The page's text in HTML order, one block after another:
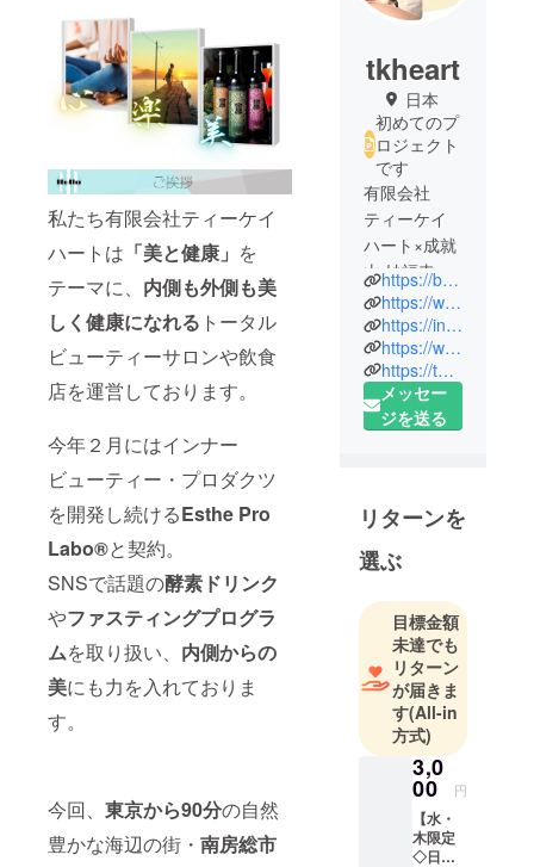
私たち有限会社ティーケイ
ハートは 「美と健康」 を
テーマに、 内側も外側も美
しく健康になれる トータル
ビューティーサロンや飲食
店を運営しております。
今年２月にはインナー
ビューティー・プロダクツ
を開発し続けるEsthe Pro
Labo®︎と契約。
SNSで話題の酵素ドリンク
やファスティングプログラ
ムを取り扱い、 内側からの
美にも力を入れておりま
す。
今回、 東京から90分の自然
豊かな海辺の街・ 南房総市
tkheart
日本
初めてのプ
ロジェクト
です
有限会社
ティーケイ
ハート×成就
山 妙福寺
【有限会社
ティーケイ
ハート】
東京都足立
区竹ノ塚を
ティーサロ
ンなど６店
舗を運営。
福寺】
千葉県南房
総市にて、
730年にわ
たって法灯
を継承し続
けているお
https://beauty.hotpepper.jp/kr/slnH000261379/
https://www.akafunkun.net/
https://instagram.com/tkheart.s?igshid=bivfenjfgk0e
https://www.instagram.com/myofukuji_namuya/
https://twitter.com/reveikan
メッセー
ジを送る
リターンを
選ぶ
目標金額
未達でも
リターン
が届きま
す(All-in
方式)
3,0
00 円
【水・
木限定
◇日帰